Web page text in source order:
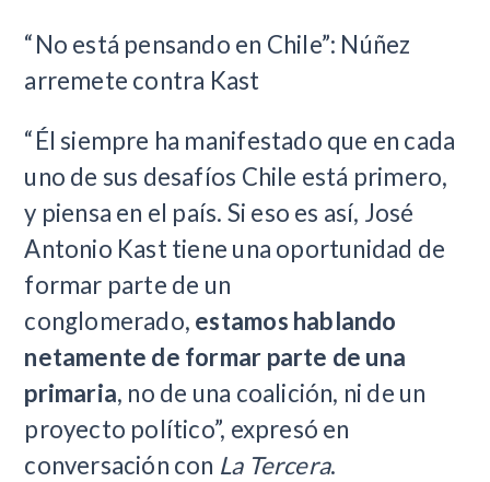
“No está pensando en Chile”: Núñez
arremete contra Kast
“Él siempre ha manifestado que en cada
uno de sus desafíos Chile está primero,
y piensa en el país. Si eso es así, José
Antonio Kast tiene una oportunidad de
formar parte de un
conglomerado, estamos hablando
netamente de formar parte de una
primaria, no de una coalición, ni de un
proyecto político”, expresó en
conversación con La Tercera.